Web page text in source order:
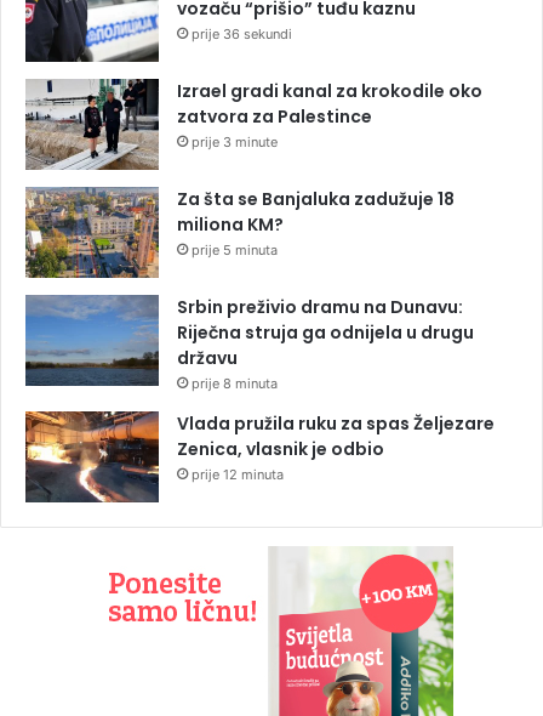
vozaču “prišio” tuđu kaznu
prije 36 sekundi
Izrael gradi kanal za krokodile oko
zatvora za Palestince
prije 3 minute
Za šta se Banjaluka zadužuje 18
miliona KM?
prije 5 minuta
Srbin preživio dramu na Dunavu:
Riječna struja ga odnijela u drugu
državu
prije 8 minuta
Vlada pružila ruku za spas Željezare
Zenica, vlasnik je odbio
prije 12 minuta